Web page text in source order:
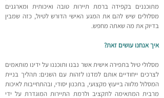
מתוכננים בקפידה ברמת תיירות טובה ואיכותית ומארגנים
מסלולים שיש להם את המגע האישי הדורש לטיול, כזה שמבין
בדיוק את מה שאתה מחפש.
איך אנחנו עושים זאת?
מסלולי טיול בתפירה אישית אשר נבנו ותוכננו על ידינו מותאמים
לצרכים ייחודיים אותם למדנו לזהות עם השנים: תהליך בניית
המסלול מלווה בייעוץ מקצועי, בתכנון יסודי, ובהתחייבות לאיכות
מרבית המתאימה לתקציב ולרמת התיירות המוגדרת על ידי